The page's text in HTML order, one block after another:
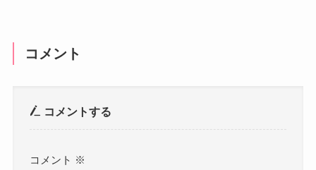
コメント
コメントする
コメント ※